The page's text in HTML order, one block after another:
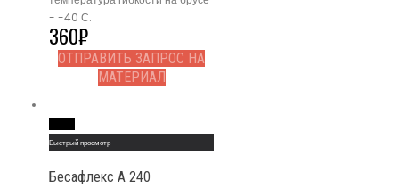
- -40 С.
360₽
ОТПРАВИТЬ ЗАПРОС НА
МАТЕРИАЛ
Быстрый просмотр
Бесафлекс A 240